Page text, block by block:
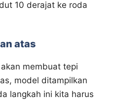
10 derajat ke roda
atas
membuat tepi
model ditampilkan
langkah ini kita harus